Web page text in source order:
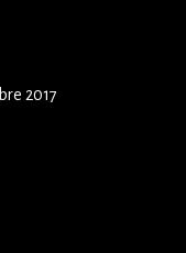
2017